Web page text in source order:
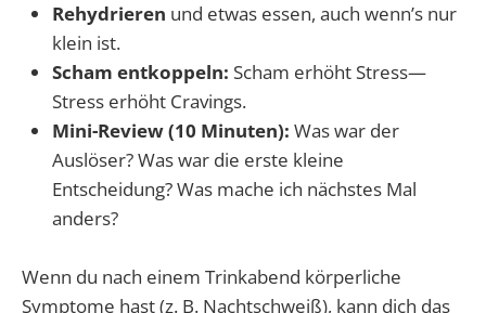
Rehydrieren und etwas essen, auch wenn’s nur
klein ist.
Scham entkoppeln: Scham erhöht Stress—
Stress erhöht Cravings.
Mini-Review (10 Minuten): Was war der
Auslöser? Was war die erste kleine
Entscheidung? Was mache ich nächstes Mal
anders?
Wenn du nach einem Trinkabend körperliche
Symptome hast (z. B. Nachtschweiß), kann dich das